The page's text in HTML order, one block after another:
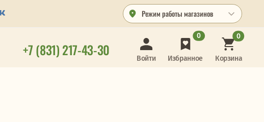
Режим работы магазинов
+7 (831) 217-43-30 Войти Избранное
0
Корзина
0